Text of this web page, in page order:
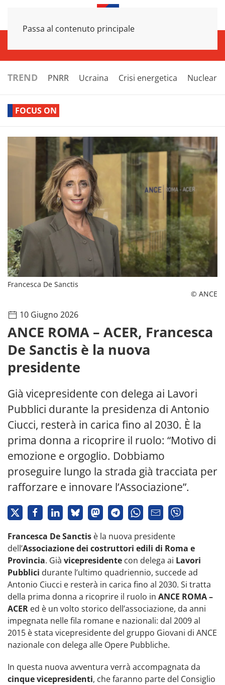
Passa al contenuto principale
TREND PNRR Ucraina Crisi energetica Nucleare
FOCUS ON
Francesca De Sanctis
© ANCE
10 Giugno 2026
ANCE ROMA – ACER, Francesca
De Sanctis è la nuova
presidente
Già vicepresidente con delega ai Lavori
Pubblici durante la presidenza di Antonio
Ciucci, resterà in carica fino al 2030. È la
prima donna a ricoprire il ruolo: “Motivo di
emozione e orgoglio. Dobbiamo
proseguire lungo la strada già tracciata per
rafforzare e innovare l’Associazione”.
Francesca De Sanctis è la nuova presidente
dell’Associazione dei costruttori edili di Roma e
Provincia. Già vicepresidente con delega ai Lavori
Pubblici durante l’ultimo quadriennio, succede ad
Antonio Ciucci e resterà in carica fino al 2030. Si tratta
della prima donna a ricoprire il ruolo in ANCE ROMA –
ACER ed è un volto storico dell’associazione, da anni
impegnata nelle fila romane e nazionali: dal 2009 al
2015 è stata vicepresidente del gruppo Giovani di ANCE
nazionale con delega alle Opere Pubbliche.
In questa nuova avventura verrà accompagnata da
cinque vicepresidenti, che faranno parte del Consiglio